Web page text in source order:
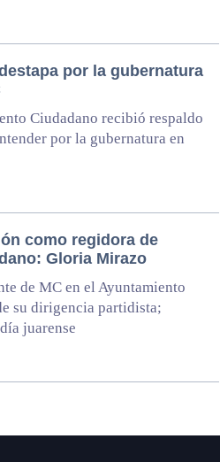
por la gubernatura
Ciudadano recibió respaldo
por la gubernatura en
como regidora de
Gloria Mirazo
de MC en el Ayuntamiento
su dirigencia partidista;
juarense